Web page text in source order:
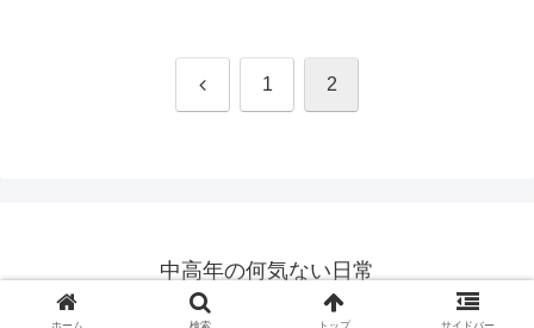
前 1 2
中高年の何気ない日常
© 2016 中高年の何気ない日常.
ホーム 検索 トップ サイドバー